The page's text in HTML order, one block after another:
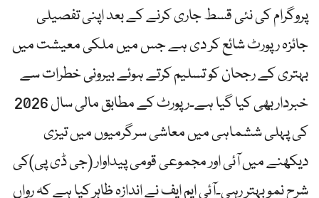
پروگرام کی نئی قسط جاری کرنے کے بعد اپنی تفصیلی
جائزہ رپورٹ شائع کر دی ہے جس میں ملکی معیشت میں
بہتری کے رجحان کو تسلیم کرتے ہوئے بیرونی خطرات سے
خبردار بھی کیا گیا ہے۔رپورٹ کے مطابق مالی سال 2026
کی پہلی ششماہی میں معاشی سرگرمیوں میں تیزی
دیکھنے میں آئی اور مجموعی قومی پیداوار (جی ڈی پی)کی
شرح نمو بہتر رہی۔آئی ایم ایف نے اندازہ ظاہر کیا ہے کہ رواں